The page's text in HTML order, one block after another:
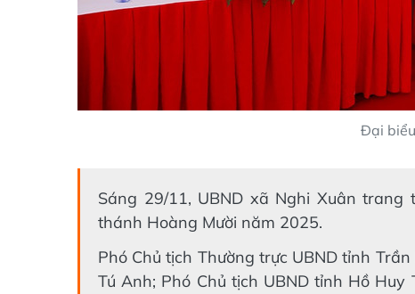
Đại
Sáng 29/11, UBND xã Nghi Xuân
thánh Hoàng Mười năm 2025.
Phó Chủ tịch Thường trực UBND tỉnh
Tú Anh; Phó Chủ tịch UBND tỉnh Hồ